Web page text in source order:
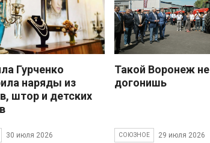
Гурченко
наряды из
штор и детских
30 июля 2026
Такой Воронеж не
догонишь
СОЮЗНОЕ 29 июля 2026